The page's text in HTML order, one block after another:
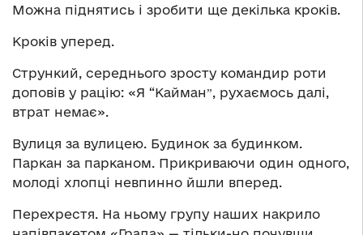
Можна піднятись і зробити ще декілька кроків.
Кроків уперед.
Стрункий, середнього зросту командир роти
доповів у рацію: «Я “Кайманˮ, рухаємось далі,
втрат немає».
Вулиця за вулицею. Будинок за будинком.
Паркан за парканом. Прикриваючи один одного,
молоді хлопці невпинно йшли вперед.
Перехрестя. На ньому групу наших накрило